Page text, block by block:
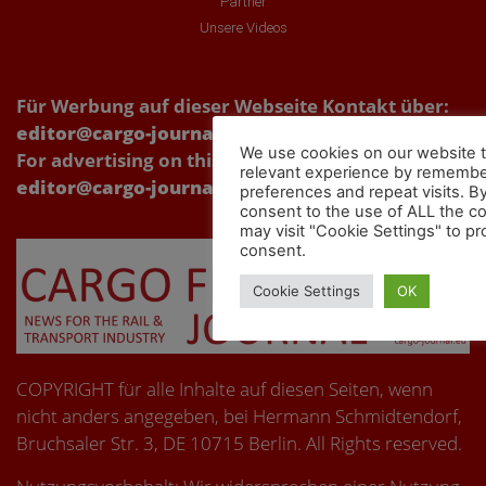
Unsere Videos
Für Werbung auf dieser Webseite Kontakt über:
editor@cargo-journal.eu
For advertising on this website, please contact:
editor@cargo-journal.eu
COPYRIGHT für alle Inhalte auf diesen Seiten, wenn
nicht anders angegeben, bei Hermann Schmidtendorf,
Bruchsaler Str. 3, DE 10715 Berlin. All Rights reserved.
We use cookies on our website
relevant experience by
preferences and repeat visits.
consent to the use of ALL the
may visit "Cookie Settings" to
consent.
Cookie Settings OK